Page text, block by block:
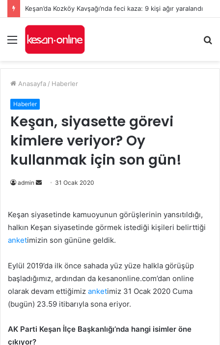
Keşan’da Kozköy Kavşağı’nda feci kaza: 9 kişi ağır yaralandı
Menü
...
Anasayfa / Haberler
Haberler
Keşan, siyasette görevi
kimlere veriyor? Oy
kullanmak için son gün!
admin
Bir
göndermek
31 Ocak 2020
Keşan siyasetinde kamuoyunun görüşlerinin yansıtıldığı,
halkın Keşan siyasetinde görmek istediği kişileri belirttiği
anketimizin son gününe geldik.
Eylül 2019’da ilk önce sahada yüz yüze halkla görüşüp
başladığımız, ardından da kesanonline.com’dan online
olarak devam ettiğimiz anketimiz 31 Ocak 2020 Cuma
(bugün) 23.59 itibarıyla sona eriyor.
AK Parti Keşan İlçe Başkanlığı’nda hangi isimler öne
çıkıyor?